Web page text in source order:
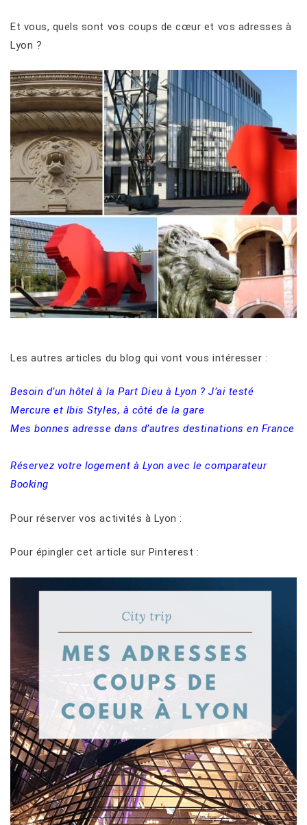
Et vous, quels sont vos coups de cœur et vos adresses à
Lyon ?
Les autres articles du blog qui vont vous intéresser :
Besoin d’un hôtel à la Part Dieu à Lyon ? J’ai testé
Mercure et Ibis Styles, à côté de la gare
Mes bonnes adresse dans d’autres destinations en France
Réservez votre logement à Lyon avec le comparateur
Booking
Pour réserver vos activités à Lyon :
Pour épingler cet article sur Pinterest :